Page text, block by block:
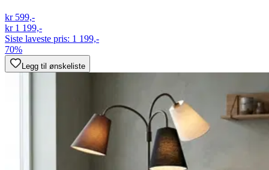
kr 599,-
kr 1 199,-
Siste laveste pris: 1 199,-
70%
Legg til ønskeliste